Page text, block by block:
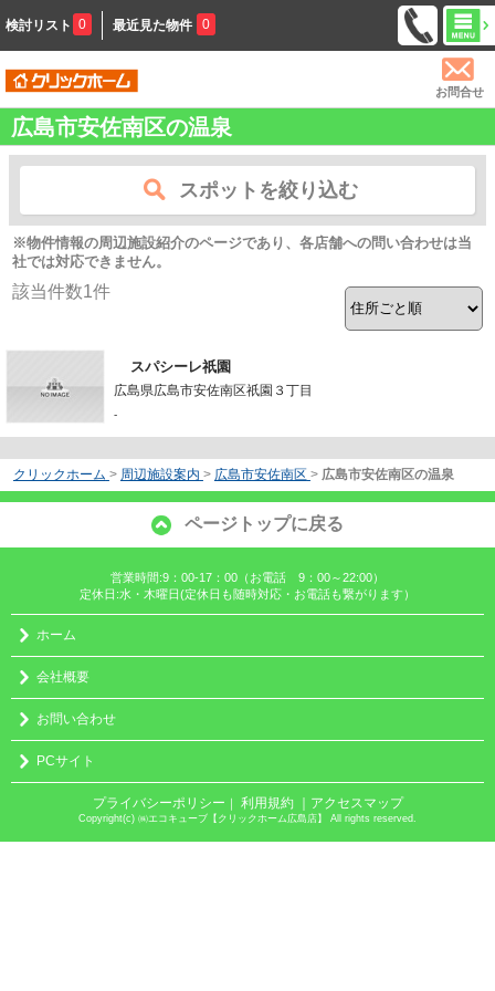
検討リスト 0 最近見た物件 0
お問合せ
広島市安佐南区の温泉
スポットを絞り込む
※物件情報の周辺施設紹介のページであり、各店舗への問い合わせは当
社では対応できません。
該当件数1件
スパシーレ祇園
広島県広島市安佐南区祇園３丁目
-
クリックホーム > 周辺施設案内 > 広島市安佐南区 > 広島市安佐南区の温泉
ページトップに戻る
営業時間:9：00-17：00（お電話 9：00～22:00）
定休日:水・木曜日(定休日も随時対応・お電話も繋がります）
ホーム
会社概要
お問い合わせ
PCサイト
プライバシーポリシー ｜ 利用規約 ｜アクセスマップ
Copyright(c) ㈱エコキューブ【クリックホーム広島店】 All rights reserved.